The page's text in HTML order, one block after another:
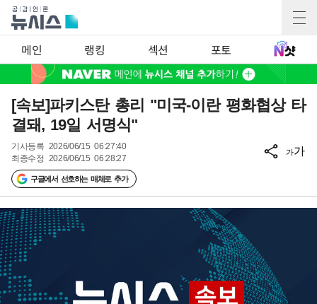
메인 랭킹 섹션 포토
[속보]파키스탄 총리 "미국-이란 평화협상 타
결돼, 19일 서명식"
기사등록 2026/06/15 06:27:40
최종수정 2026/06/15 06:28:27
구글에서 선호하는 매체로 추가
가가